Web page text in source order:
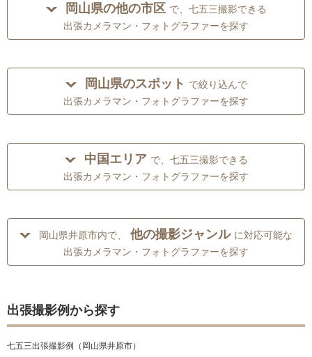
岡山県の他の市区 で、七五三撮影できる
出張カメラマン・フォトグラファーを探す
岡山県のスポット で絞り込んで
出張カメラマン・フォトグラファーを探す
中国エリア で、七五三撮影できる
出張カメラマン・フォトグラファーを探す
岡山県井原市内で、 他の撮影ジャンル に対応可能な
出張カメラマン・フォトグラファーを探す
出張撮影例から探す
七五三出張撮影例（岡山県井原市）